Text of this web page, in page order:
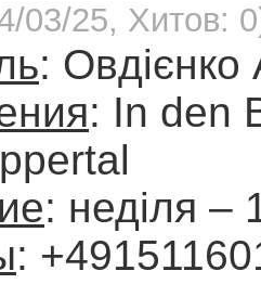
03/25, Хитов:
: Овдієнко
: In den
: неділя –
: